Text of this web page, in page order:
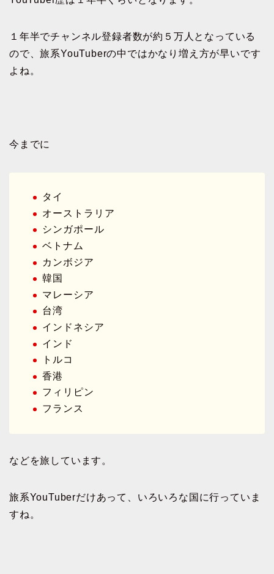
１年半でチャンネル登録者数が約５万人となっている
ので、旅系YouTuberの中ではかなり増え方が早いです
よね。
今までに
タイ
オーストラリア
シンガポール
ベトナム
カンボジア
韓国
マレーシア
台湾
インドネシア
インド
トルコ
香港
フィリピン
フランス
などを旅しています。
旅系YouTuberだけあって、いろいろな国に行っていま
すね。